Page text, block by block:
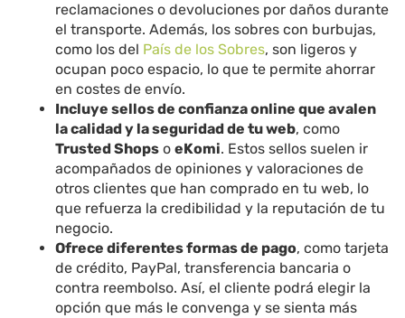
reclamaciones o devoluciones por daños durante
el transporte. Además, los sobres con burbujas,
como los del País de los Sobres, son ligeros y
ocupan poco espacio, lo que te permite ahorrar
en costes de envío.
Incluye sellos de confianza online que avalen
la calidad y la seguridad de tu web, como
Trusted Shops oeKomi. Estos sellos suelen ir
acompañados de opiniones y valoraciones de
otros clientes que han comprado en tu web, lo
que refuerza la credibilidad y la reputación de tu
negocio.
Ofrece diferentes formas de pago, como tarjeta
de crédito, PayPal, transferencia bancaria o
contra reembolso. Así, el cliente podrá elegir la
opción que más le convenga y se sienta más